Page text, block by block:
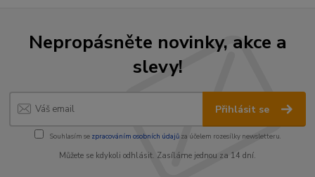
Nepropásněte novinky, akce a
slevy!
Přihlásit se
Souhlasím se zpracováním osobních údajůza účelem rozesílky newsletteru.
Můžete se kdykoli odhlásit. Zasíláme jednou za 14 dní.